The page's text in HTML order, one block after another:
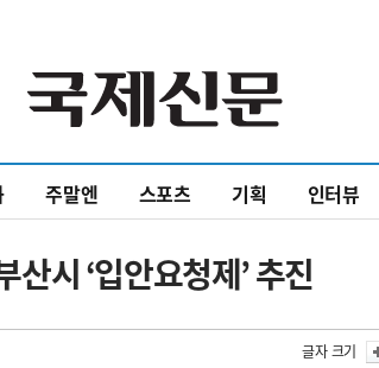
주말엔 스포츠 기획 인터뷰
시 ‘입안요청제’ 추진
글자 크기